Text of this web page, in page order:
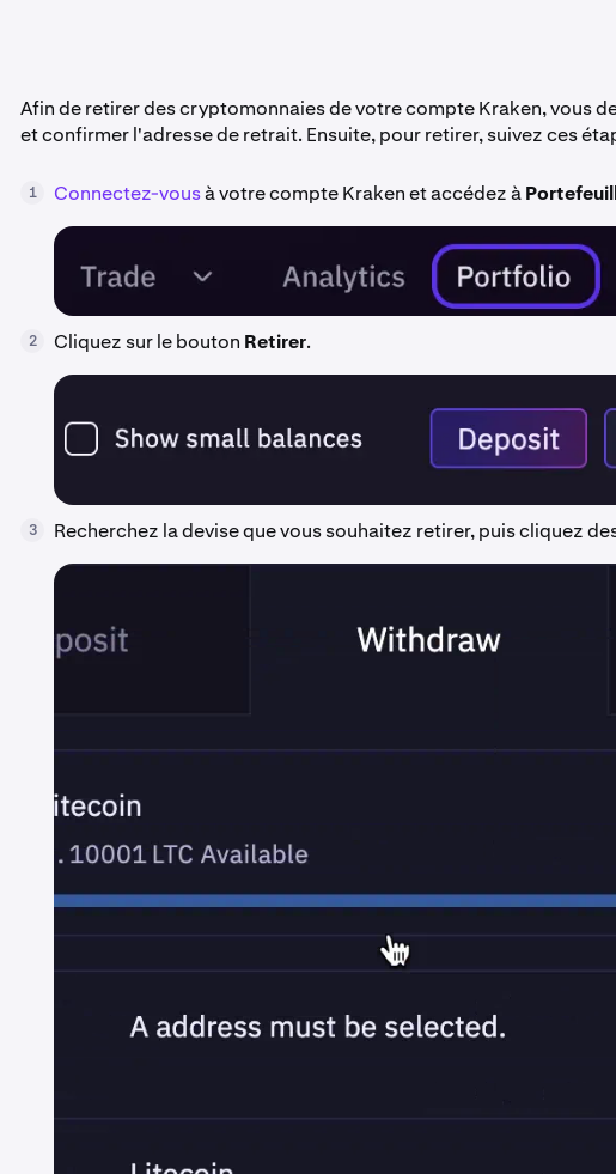
Afin de retirer des cryptomonnaies de votre compte Kraken, vous
et confirmer l'adresse de retrait. Ensuite, pour retirer, suivez ces
1 Connectez-vousà votre compte Kraken et accédez à
2 Cliquez sur le bouton Retirer.
3 Recherchez la devise que vous souhaitez retirer, puis cliquez